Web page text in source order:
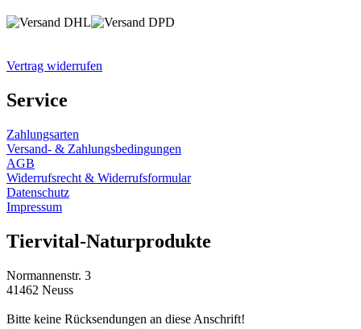
Vertrag widerrufen
Service
Zahlungsarten
Versand- & Zahlungsbedingungen
AGB
Widerrufsrecht & Widerrufsformular
Datenschutz
Impressum
Tiervital-Naturprodukte
Normannenstr. 3
41462 Neuss
Bitte keine Rücksendungen an diese Anschrift!